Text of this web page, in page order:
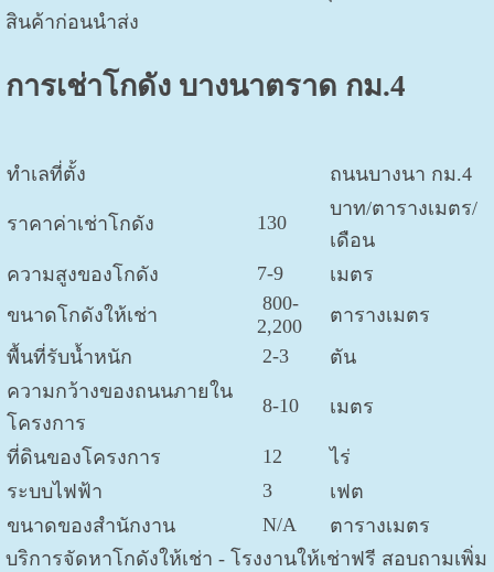
สินค้าก่อนนำส่ง
การเช่าโกดัง บางนาตราด กม.4
ทำเลที่ตั้ง ถนนบางนา กม.4
ราคาค่าเช่าโกดัง 130
บาท/ตารางเมตร/
เดือน
ความสูงของโกดัง
7-9
เมตร
ขนาดโกดังให้เช่า
800-
2,200
ตารางเมตร
พื้นที่รับน้ำหนัก
2-3
ตัน
ความกว้างของถนนภายใน
โครงการ
8-10 เมตร
ที่ดินของโครงการ 12
ไร่
ระบบไฟฟ้า
3
เฟต
ขนาดของสำนักงาน
N/A
ตารางเมตร
บริการจัดหาโกดังให้เช่า - โรงงานให้เช่าฟรี สอบถามเพิ่ม